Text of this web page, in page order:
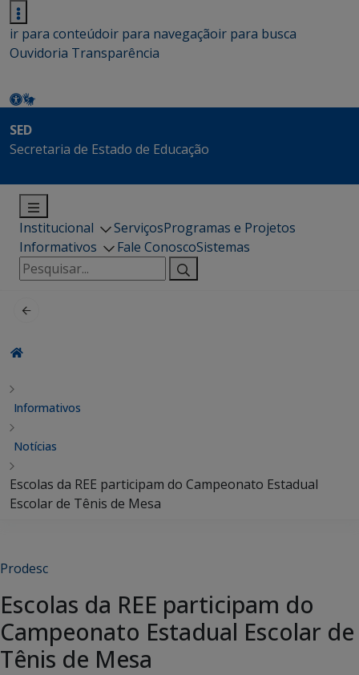
ir para conteúdoir para navegaçãoir para busca
Ouvidoria Transparência
SED
Secretaria de Estado de Educação
Institucional ServiçosProgramas e Projetos
Informativos
Fale ConoscoSistemas
Pesquisar
por:
Informativos
Notícias
Escolas da REE participam do Campeonato Estadual
Escolar de Tênis de Mesa
Prodesc
Escolas da REE participam do
Campeonato Estadual Escolar de
Tênis de Mesa